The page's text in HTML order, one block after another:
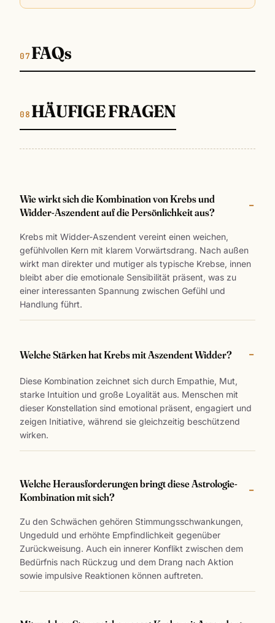
FAQs
HÄUFIGE FRAGEN
Wie wirkt sich die Kombination von Krebs und
Widder-Aszendent auf die Persönlichkeit aus?
Krebs mit Widder-Aszendent vereint einen weichen,
gefühlvollen Kern mit klarem Vorwärtsdrang. Nach außen
wirkt man direkter und mutiger als typische Krebse, innen
bleibt aber die emotionale Sensibilität präsent, was zu
einer interessanten Spannung zwischen Gefühl und
Handlung führt.
Welche Stärken hat Krebs mit Aszendent Widder?
Diese Kombination zeichnet sich durch Empathie, Mut,
starke Intuition und große Loyalität aus. Menschen mit
dieser Konstellation sind emotional präsent, engagiert und
zeigen Initiative, während sie gleichzeitig beschützend
wirken.
Welche Herausforderungen bringt diese Astrologie-
Kombination mit sich?
Zu den Schwächen gehören Stimmungsschwankungen,
Ungeduld und erhöhte Empfindlichkeit gegenüber
Zurückweisung. Auch ein innerer Konflikt zwischen dem
Bedürfnis nach Rückzug und dem Drang nach Aktion
sowie impulsive Reaktionen können auftreten.